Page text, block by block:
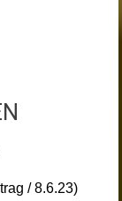
/ 8.6.23)